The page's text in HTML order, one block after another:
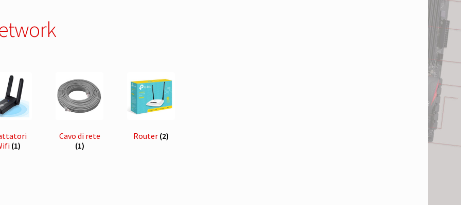
(1)
Cavo di rete
(1)
Router (2)